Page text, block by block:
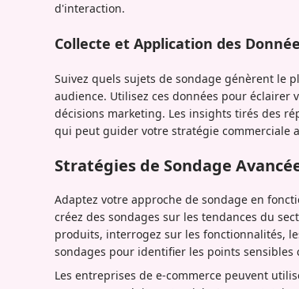
d'interaction.
Collecte et Application des
Suivez quels sujets de sondage génèrent le
audience. Utilisez ces données pour
décisions marketing. Les insights tirés des
qui peut guider votre stratégie commerciale
Stratégies de Sondage
Adaptez votre approche de sondage en
créez des sondages sur les tendances du
produits, interrogez sur les fonctionnalités,
sondages pour identifier les points
Les entreprises de e-commerce peuvent